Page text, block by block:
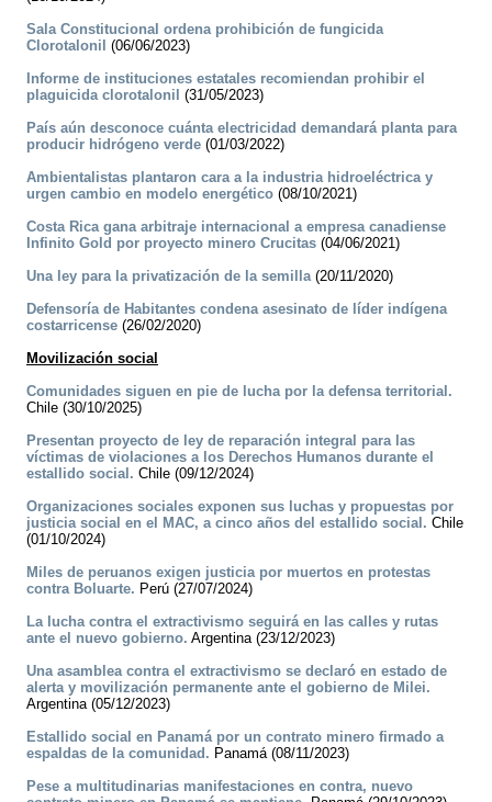
Sala Constitucional ordena prohibición de fungicida
Clorotalonil (06/06/2023)
Informe de instituciones estatales recomiendan prohibir el
plaguicida clorotalonil (31/05/2023)
País aún desconoce cuánta electricidad demandará planta para
producir hidrógeno verde (01/03/2022)
Ambientalistas plantaron cara a la industria hidroeléctrica y
urgen cambio en modelo energético (08/10/2021)
Costa Rica gana arbitraje internacional a empresa canadiense
Infinito Gold por proyecto minero Crucitas (04/06/2021)
Una ley para la privatización de la semilla(20/11/2020)
Defensoría de Habitantes condena asesinato de líder indígena
costarricense (26/02/2020)
Movilización social
Comunidades siguen en pie de lucha por la defensa territorial.
Chile (30/10/2025)
Presentan proyecto de ley de reparación integral para las
víctimas de violaciones a los Derechos Humanos durante el
estallido social. Chile (09/12/2024)
Organizaciones sociales exponen sus luchas y propuestas por
justicia social en el MAC, a cinco años del estallido social. Chile
(01/10/2024)
Miles de peruanos exigen justicia por muertos en protestas
contra Boluarte. Perú (27/07/2024)
La lucha contra el extractivismo seguirá en las calles y rutas
ante el nuevo gobierno. Argentina (23/12/2023)
Una asamblea contra el extractivismo se declaró en estado de
alerta y movilización permanente ante el gobierno de Milei.
Argentina (05/12/2023)
Estallido social en Panamá por un contrato minero firmado a
espaldas de la comunidad. Panamá (08/11/2023)
Pese a multitudinarias manifestaciones en contra, nuevo